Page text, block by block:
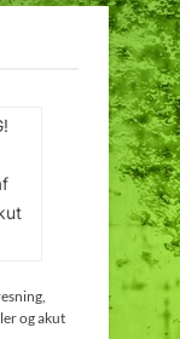
og akut